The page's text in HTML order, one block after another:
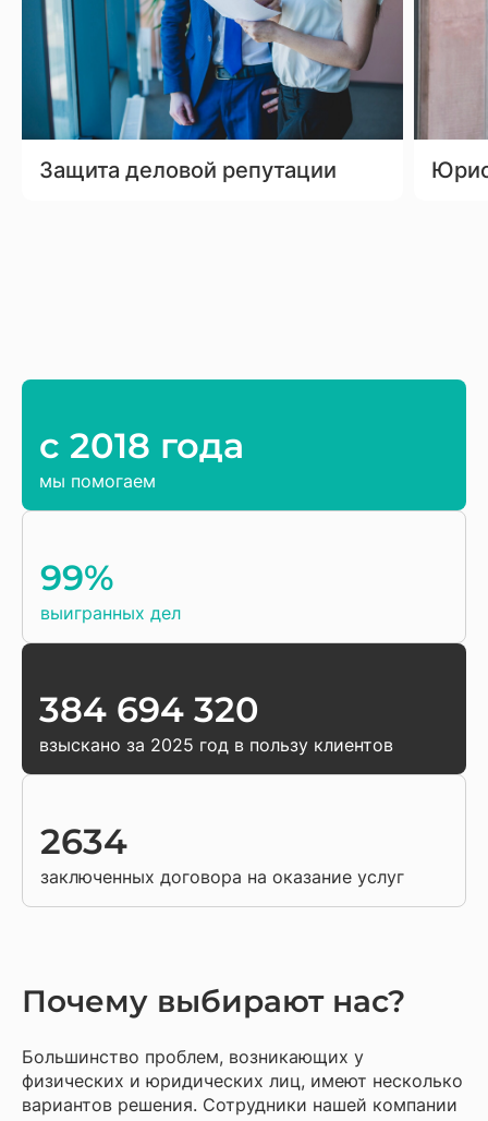
Защита деловой репутации
c 2018 года
мы помогаем
99%
выигранных дел
384 694 320
взыскано за 2025 год в пользу клиентов
2634
заключенных договора на оказание услуг
Почему выбирают нас?
Большинство проблем, возникающих у
физических и юридических лиц, имеют несколько
вариантов решения. Сотрудники нашей компании